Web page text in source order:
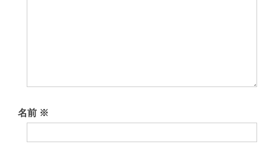
名前 ※